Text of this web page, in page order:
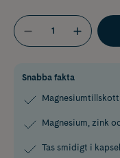
Snabba fakta
Magnesium, zink
Tas smidigt i